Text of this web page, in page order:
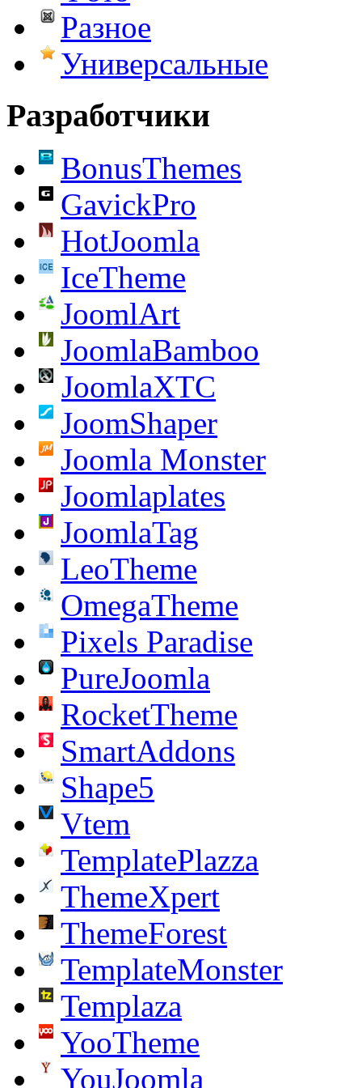
Разное
Универсальные
Разработчики
BonusThemes
GavickPro
HotJoomla
IceTheme
JoomlArt
JoomlaBamboo
JoomlaXTC
JoomShaper
Joomla Monster
Joomlaplates
JoomlaTag
LeoTheme
OmegaTheme
Pixels Paradise
PureJoomla
RocketTheme
SmartAddons
Shape5
Vtem
TemplatePlazza
ThemeXpert
ThemeForest
TemplateMonster
Templaza
YooTheme
YouJoomla